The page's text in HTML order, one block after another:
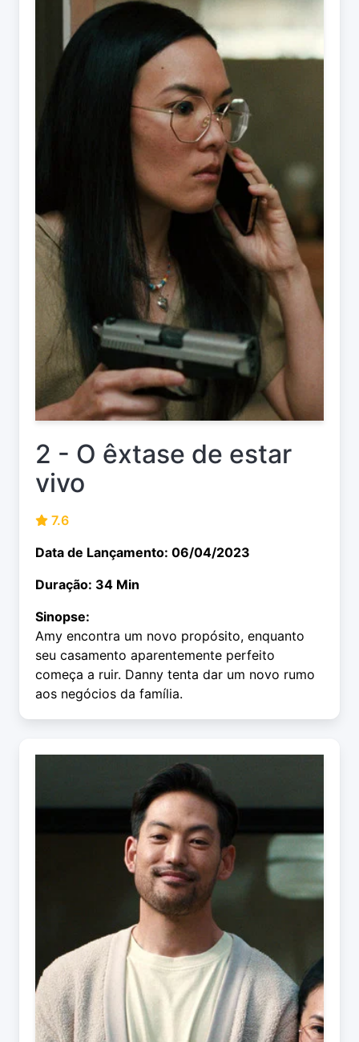
2 - O êxtase de estar
vivo
7.6
Data de Lançamento: 06/04/2023
Duração: 34 Min
Sinopse:
Amy encontra um novo propósito, enquanto
seu casamento aparentemente perfeito
começa a ruir. Danny tenta dar um novo rumo
aos negócios da família.